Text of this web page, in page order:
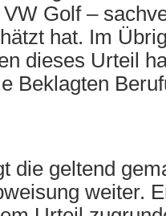
Golf –
hat. Im
dieses Urteil
Beklagten
die geltend
weiter.